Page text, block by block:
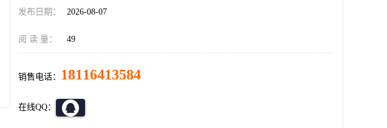
发布日期： 2026-08-07
阅 读 量： 49
销售电话： 18116413584
在线QQ：